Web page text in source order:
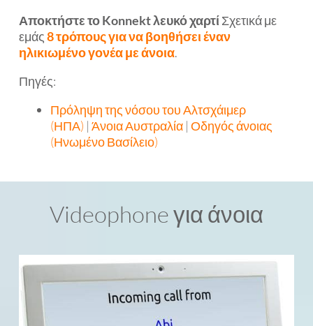
Αποκτήστε το Konnekt λευκό χαρτίΣχετικά με
εμάς8 τρόπους για να βοηθήσει έναν
ηλικιωμένο γονέα με άνοια.
Πηγές:
Πρόληψη της νόσου του Αλτσχάιμερ
(ΗΠΑ) | Άνοια Αυστραλία | Οδηγός άνοιας
(Ηνωμένο Βασίλειο)
Videophone για άνοια